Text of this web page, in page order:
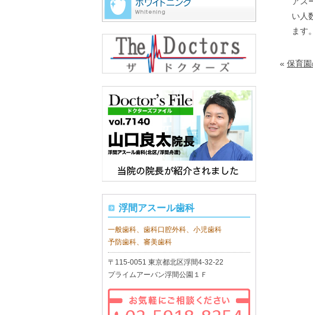
い人
ます
« 保育
浮間アスール歯科
一般歯科、歯科口腔外科、小児歯科
予防歯科、審美歯科
〒115-0051 東京都北区浮間4-32-22
プライムアーバン浮間公園１Ｆ